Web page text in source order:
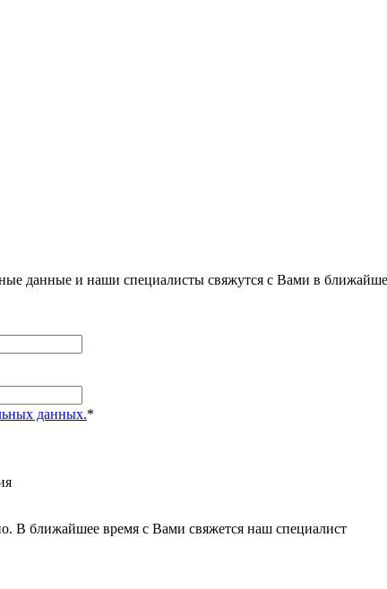
данные и наши специалисты свяжутся с Вами в
данных.*
В ближайшее время с Вами свяжется наш специалист